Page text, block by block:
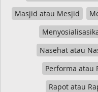
Masjid atau Mesjid
Nasehat atau
Performa atau
Rapot atau